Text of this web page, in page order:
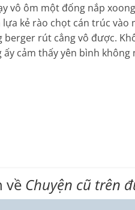
vô ôm một đống nắp
kẻ rào chọt cán trúc vào
berger rút cẳng vô được.
cảm thấy yên bình không
về Chuyện cũ trên